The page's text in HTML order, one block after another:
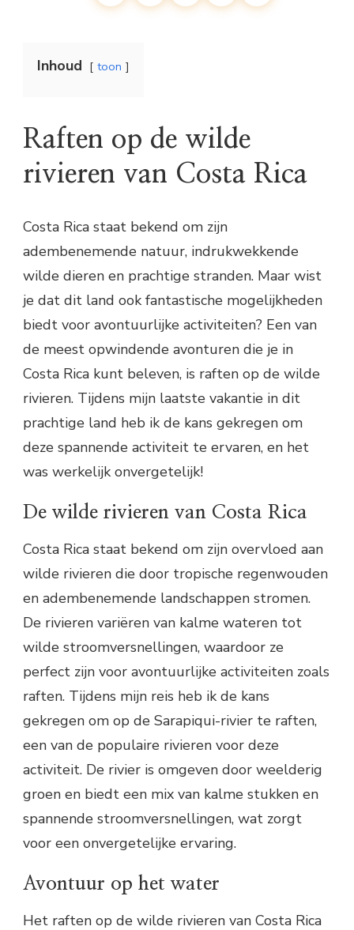
Inhoud toon
Raften op de wilde
rivieren van Costa Rica
Costa Rica staat bekend om zijn
adembenemende natuur, indrukwekkende
wilde dieren en prachtige stranden. Maar wist
je dat dit land ook fantastische mogelijkheden
biedt voor avontuurlijke activiteiten? Een van
de meest opwindende avonturen die je in
Costa Rica kunt beleven, is raften op de wilde
rivieren. Tijdens mijn laatste vakantie in dit
prachtige land heb ik de kans gekregen om
deze spannende activiteit te ervaren, en het
was werkelijk onvergetelijk!
De wilde rivieren van Costa Rica
Costa Rica staat bekend om zijn overvloed aan
wilde rivieren die door tropische regenwouden
en adembenemende landschappen stromen.
De rivieren variëren van kalme wateren tot
wilde stroomversnellingen, waardoor ze
perfect zijn voor avontuurlijke activiteiten zoals
raften. Tijdens mijn reis heb ik de kans
gekregen om op de Sarapiqui-rivier te raften,
een van de populaire rivieren voor deze
activiteit. De rivier is omgeven door weelderig
groen en biedt een mix van kalme stukken en
spannende stroomversnellingen, wat zorgt
voor een onvergetelijke ervaring.
Avontuur op het water
Het raften op de wilde rivieren van Costa Rica